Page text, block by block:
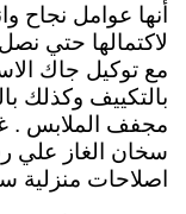
أنها عوامل نجاح
لاكتمالها حتي
مع توكيل جاك
بالتكييف وكذلك
اصلاحات